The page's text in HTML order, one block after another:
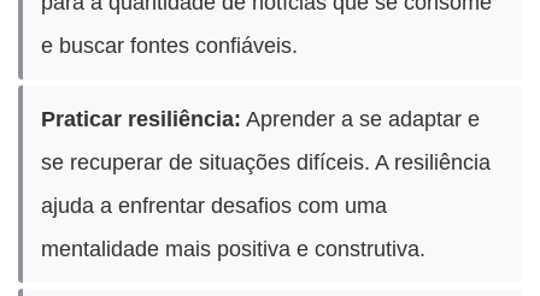
e buscar fontes confiáveis.
Praticar resiliência: Aprender a se adaptar e
se recuperar de situações difíceis. A resiliência
ajuda a enfrentar desafios com uma
mentalidade mais positiva e construtiva.